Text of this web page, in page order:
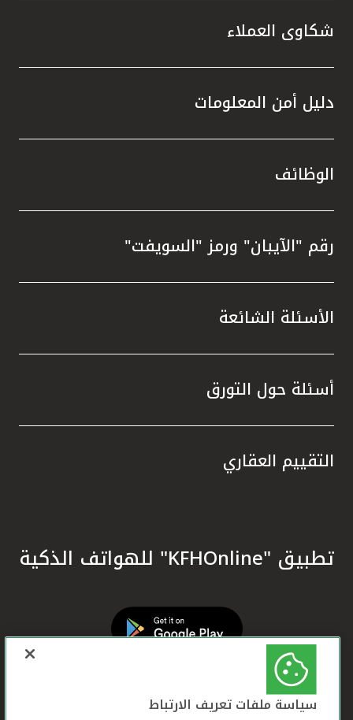
شكاوى العملاء
دليل أمن المعلومات
الوظائف
رقم "الآيبان" ورمز "السويفت"
الأسئلة الشائعة
أسئلة حول التورق
التقييم العقاري
تطبيق "KFHOnline" للهواتف الذكية
سياسة ملفات تعريف الارتباط